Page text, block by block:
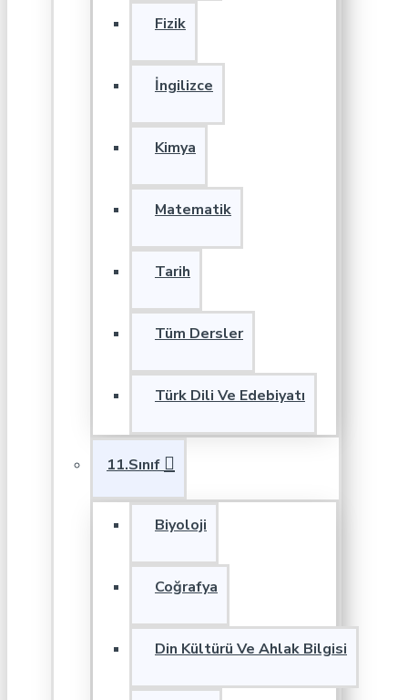
Fizik
İngilizce
Kimya
Matematik
Tarih
Tüm Dersler
Türk Dili Ve Edebiyatı
11.Sınıf
Biyoloji
Coğrafya
Din Kültürü Ve Ahlak Bilgisi